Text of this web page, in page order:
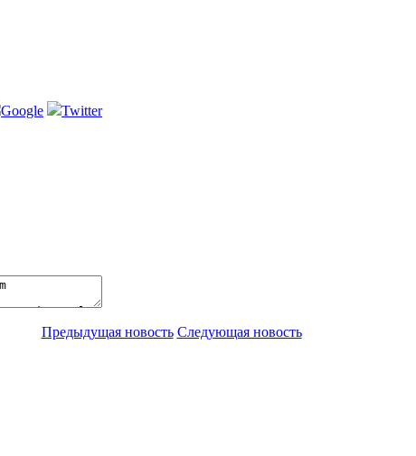
Google Twitter
Предыдущая новость Следующая новость